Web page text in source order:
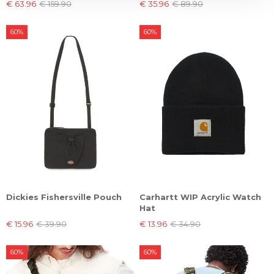
€ 63.96 € 159.90 € 35.96 € 89.90
Dickies Fishersville Pouch
€ 15.96 € 39.90
60%
Carhartt WIP Acrylic Watch
Hat
€ 13.96 € 34.90
60%
60% 60%